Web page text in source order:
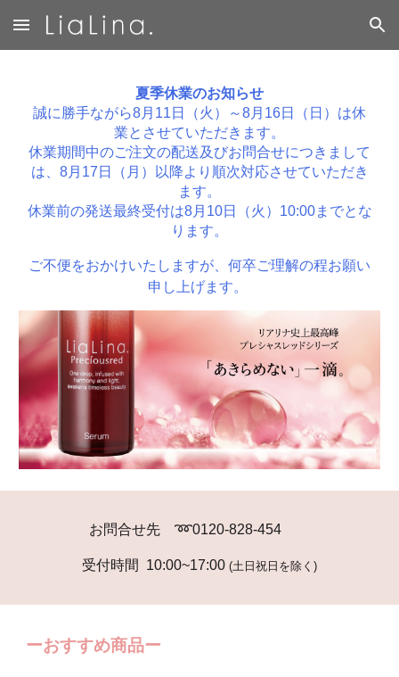
Skip to main content Skip to navigation
夏季休業のお知らせ
誠に勝手ながら8月11日（火）～8月16日（日）は休
業とさせていただきます。
休業期間中のご注文の配送及びお問合せにつきまして
は、8月17日（月）以降より順次対応させていただき
ます。
休業前の発送最終受付は8月10日（火）10:00までとな
ります。
ご不便をおかけいたしますが、何卒ご理解の程お願い
申し上げます。
お問合せ先 ➿0120-828-454
受付時間 10:00~17:00 (土日祝日を除く)
ーおすすめ商品ー